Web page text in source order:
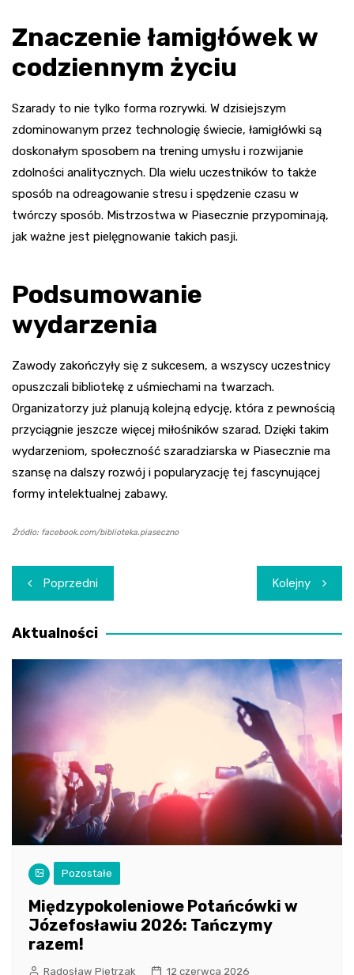
Znaczenie łamigłówek w
codziennym życiu
Szarady to nie tylko forma rozrywki. W dzisiejszym
zdominowanym przez technologię świecie, łamigłówki są
doskonałym sposobem na trening umysłu i rozwijanie
zdolności analitycznych. Dla wielu uczestników to także
sposób na odreagowanie stresu i spędzenie czasu w
twórczy sposób. Mistrzostwa w Piasecznie przypominają,
jak ważne jest pielęgnowanie takich pasji.
Podsumowanie
wydarzenia
Zawody zakończyły się z sukcesem, a wszyscy uczestnicy
opuszczali bibliotekę z uśmiechami na twarzach.
Organizatorzy już planują kolejną edycję, która z pewnością
przyciągnie jeszcze więcej miłośników szarad. Dzięki takim
wydarzeniom, społeczność szaradziarska w Piasecznie ma
szansę na dalszy rozwój i popularyzację tej fascynującej
formy intelektualnej zabawy.
Źródło: facebook.com/biblioteka.piaseczno
Nawigacja
wpisu
Poprzedni Kolejny
Aktualności
Pozostałe
Międzypokoleniowe Potańcówki w
Józefosławiu 2026: Tańczymy
razem!
Radosław Pietrzak 12 czerwca 2026